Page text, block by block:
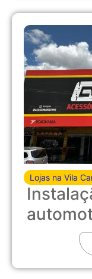
Lojas na Vila